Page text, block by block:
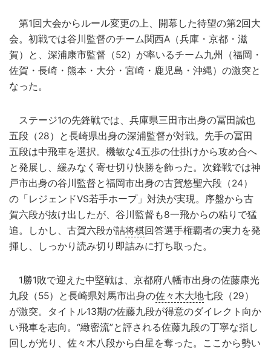
第1回大会からルール変更の上、開幕した待望の第2回大
会。初戦では谷川監督のチーム関西A（兵庫・京都・滋
賀）と、深浦康市監督（52）が率いるチーム九州（福岡・
佐賀・長崎・熊本・大分・宮崎・鹿児島・沖縄）の激突と
なった。
ステージ1の先鋒戦では、兵庫県三田市出身の冨田誠也
五段（28）と長崎県出身の深浦監督が対戦。先手の冨田
五段は中飛車を選択。機敏な4五歩の仕掛けから攻め合へ
と発展し、緩みなく寄せ切り快勝を飾った。次鋒戦では神
戸市出身の谷川監督と福岡市出身の古賀悠聖六段（24）
の「レジェンドVS若手ホープ」対決が実現。序盤から古
賀六段が抜け出したが、谷川監督も8一飛からの粘りで猛
追。しかし、古賀六段が詰将棋回答選手権覇者の実力を発
揮し、しっかり読み切り即詰みに打ち取った。
1勝1敗で迎えた中堅戦は、京都府八幡市出身の佐藤康光
九段（55）と長崎県対馬市出身の佐々木大地七段（29）
が激突。タイトル13期の佐藤九段が得意のダイレクト向か
い飛車を志向。“緻密流”と評される佐藤九段の丁寧な指し
回しが光り、佐々木八段から白星を奪った。ここから勢い